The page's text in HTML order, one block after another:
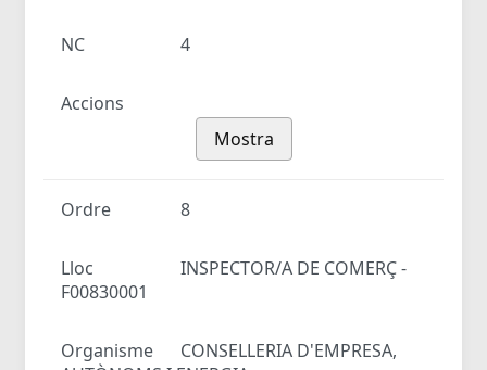
NC 4
Accions
Mostra
Ordre 8
Lloc
INSPECTOR/A DE COMERÇ -
F00830001
Organisme
CONSELLERIA D'EMPRESA,